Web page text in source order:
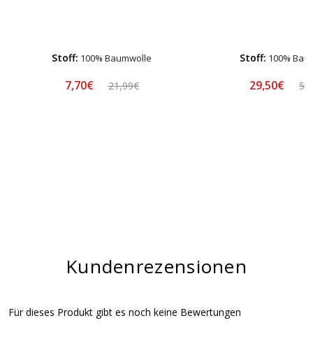
Stoff: 100% Baumwolle
7,70€ 21,99€
Stoff: 100%
29,50€
Kundenrezensionen
Für dieses Produkt gibt es noch keine Bewertungen